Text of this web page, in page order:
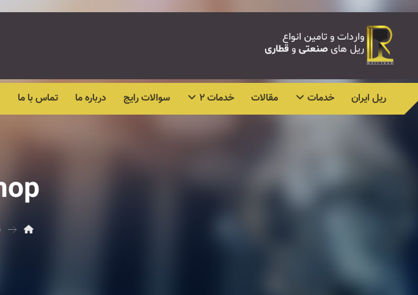
ریل ایران خدمات مقالات خدمات ۲ سوالات رایج درباره ما تماس با ما